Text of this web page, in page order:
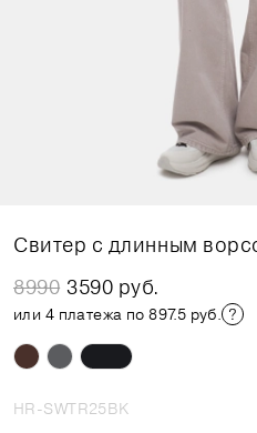
Свитер с длинным
8990 3590 руб.
или 4 платежа по 897.5 руб.
HR-SWTR25BK